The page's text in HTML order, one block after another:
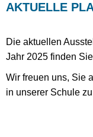
AKTUELLE
Die aktuellen
Jahr 2025 finden
Wir freuen uns, Sie
in unserer Schule